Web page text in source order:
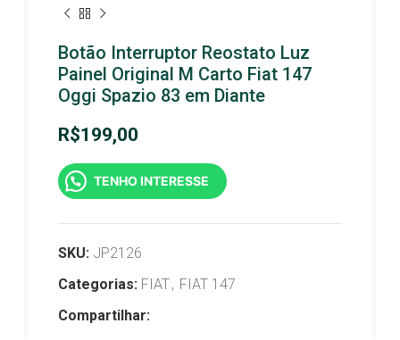
Botão Interruptor Reostato Luz
Painel Original M Carto Fiat 147
Oggi Spazio 83 em Diante
R$199,00
TENHO INTERESSE
SKU: JP2126
Categorias: FIAT, FIAT 147
Compartilhar: